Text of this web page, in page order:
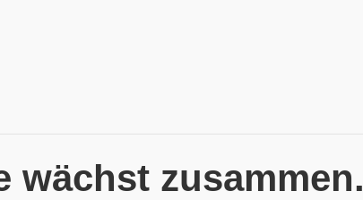
wächst zusammen.